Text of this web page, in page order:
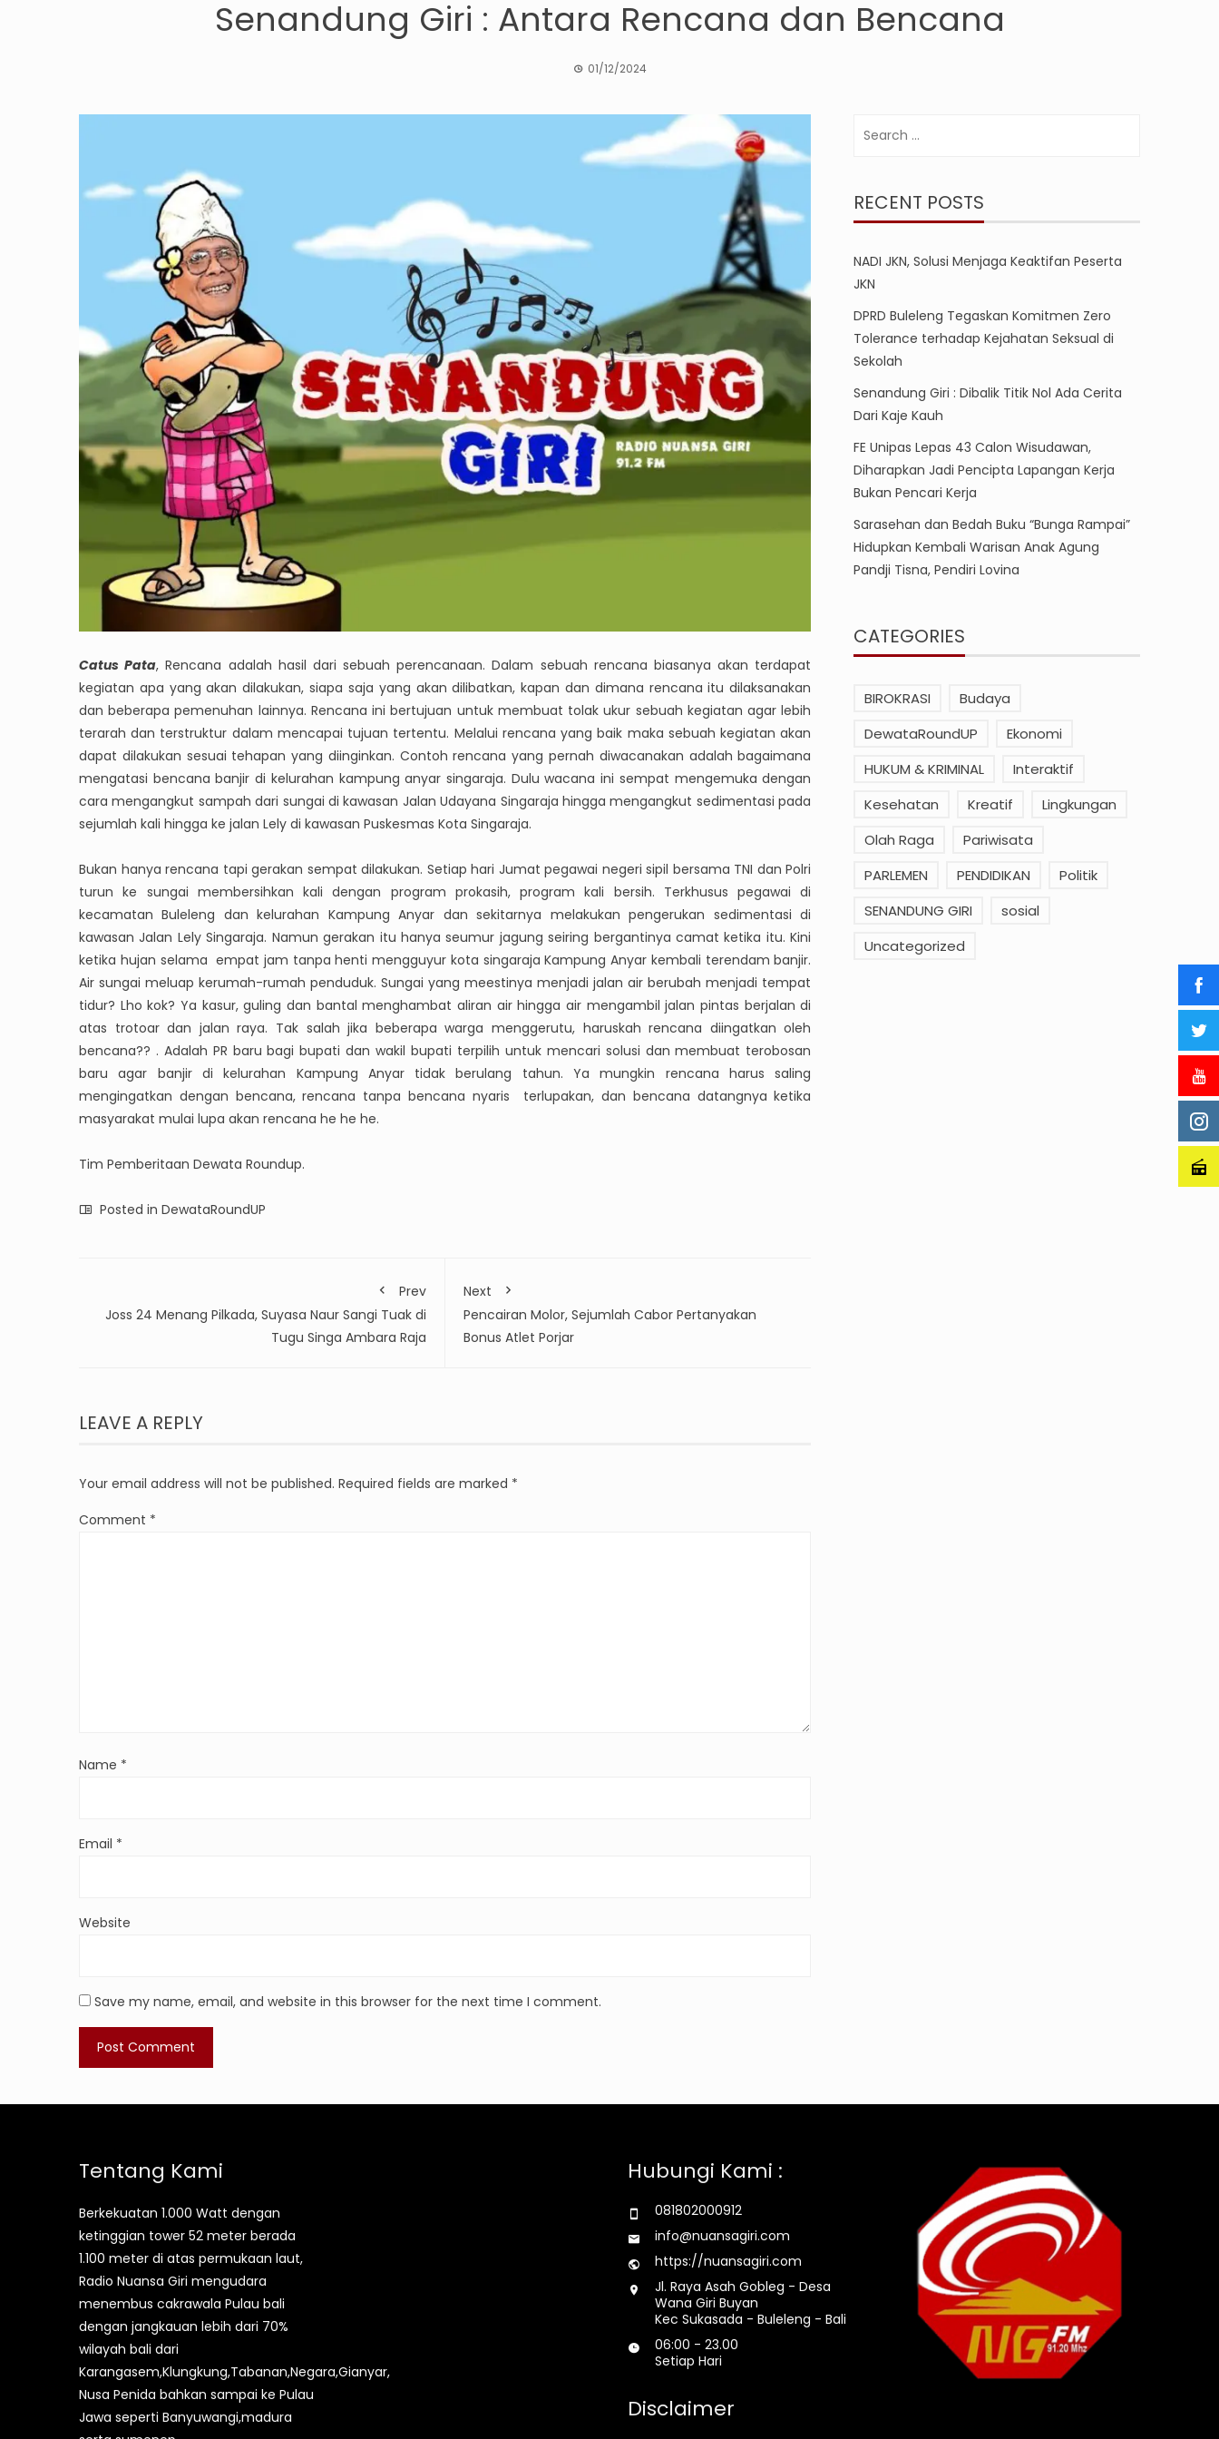
Senandung Giri : Antara Rencana dan Bencana
01/12/2024
Catus Pata, Rencana adalah hasil dari sebuah perencanaan. Dalam sebuah rencana biasanya akan terdapat
kegiatan apa yang akan dilakukan, siapa saja yang akan dilibatkan, kapan dan dimana rencana itu dilaksanakan
dan beberapa pemenuhan lainnya. Rencana ini bertujuan untuk membuat tolak ukur sebuah kegiatan agar lebih
terarah dan terstruktur dalam mencapai tujuan tertentu. Melalui rencana yang baik maka sebuah kegiatan akan
dapat dilakukan sesuai tehapan yang diinginkan. Contoh rencana yang pernah diwacanakan adalah bagaimana
mengatasi bencana banjir di kelurahan kampung anyar singaraja. Dulu wacana ini sempat mengemuka dengan
cara mengangkut sampah dari sungai di kawasan Jalan Udayana Singaraja hingga mengangkut sedimentasi pada
sejumlah kali hingga ke jalan Lely di kawasan Puskesmas Kota Singaraja.
Bukan hanya rencana tapi gerakan sempat dilakukan. Setiap hari Jumat pegawai negeri sipil bersama TNI dan Polri
turun ke sungai membersihkan kali dengan program prokasih, program kali bersih. Terkhusus pegawai di
kecamatan Buleleng dan kelurahan Kampung Anyar dan sekitarnya melakukan pengerukan sedimentasi di
kawasan Jalan Lely Singaraja. Namun gerakan itu hanya seumur jagung seiring bergantinya camat ketika itu. Kini
ketika hujan selama empat jam tanpa henti mengguyur kota singaraja Kampung Anyar kembali terendam banjir.
Air sungai meluap kerumah-rumah penduduk. Sungai yang meestinya menjadi jalan air berubah menjadi tempat
tidur? Lho kok? Ya kasur, guling dan bantal menghambat aliran air hingga air mengambil jalan pintas berjalan di
atas trotoar dan jalan raya. Tak salah jika beberapa warga menggerutu, haruskah rencana diingatkan oleh
bencana?? . Adalah PR baru bagi bupati dan wakil bupati terpilih untuk mencari solusi dan membuat terobosan
baru agar banjir di kelurahan Kampung Anyar tidak berulang tahun. Ya mungkin rencana harus saling
mengingatkan dengan bencana, rencana tanpa bencana nyaris terlupakan, dan bencana datangnya ketika
masyarakat mulai lupa akan rencana he he he.
Tim Pemberitaan Dewata Roundup.
Posted in DewataRoundUP
Prev
Joss 24 Menang Pilkada, Suyasa Naur Sangi Tuak di
Tugu Singa Ambara Raja
Next
Pencairan Molor, Sejumlah Cabor Pertanyakan
Bonus Atlet Porjar
LEAVE A REPLY
Your email address will not be published. Required fields are marked *
Comment *
Name *
Email *
Website
Save my name, email, and website in this browser for the next time I comment.
RECENT POSTS
NADI JKN, Solusi Menjaga Keaktifan Peserta
JKN
DPRD Buleleng Tegaskan Komitmen Zero
Tolerance terhadap Kejahatan Seksual di
Sekolah
Senandung Giri : Dibalik Titik Nol Ada Cerita
Dari Kaje Kauh
FE Unipas Lepas 43 Calon Wisudawan,
Diharapkan Jadi Pencipta Lapangan Kerja
Bukan Pencari Kerja
Sarasehan dan Bedah Buku “Bunga Rampai”
Hidupkan Kembali Warisan Anak Agung
Pandji Tisna, Pendiri Lovina
CATEGORIES
BIROKRASI
Budaya
DewataRoundUP
Ekonomi
HUKUM & KRIMINAL
Interaktif
Kesehatan
Kreatif
Lingkungan
Olah Raga
Pariwisata
PARLEMEN
PENDIDIKAN
Politik
SENANDUNG GIRI
sosial
Uncategorized
Tentang Kami
Berkekuatan 1.000 Watt dengan
ketinggian tower 52 meter berada
1.100 meter di atas permukaan laut,
Radio Nuansa Giri mengudara
menembus cakrawala Pulau bali
dengan jangkauan lebih dari 70%
wilayah bali dari
Karangasem,Klungkung,Tabanan,Negara,Gianyar,
Nusa Penida bahkan sampai ke Pulau
Jawa seperti Banyuwangi,madura
Hubungi Kami :
081802000912
info@nuansagiri.com
https://nuansagiri.com
Jl. Raya Asah Gobleg - Desa
Wana Giri Buyan
Kec Sukasada - Buleleng - Bali
06:00 - 23.00
Setiap Hari
Disclaimer